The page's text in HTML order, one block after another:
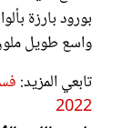
بورود بارزة
واسع طويل
تابعي المزيد:
2022